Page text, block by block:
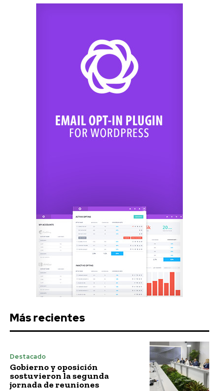
Más recientes
Destacado
Gobierno y oposición
sostuvieron la segunda
jornada de reuniones